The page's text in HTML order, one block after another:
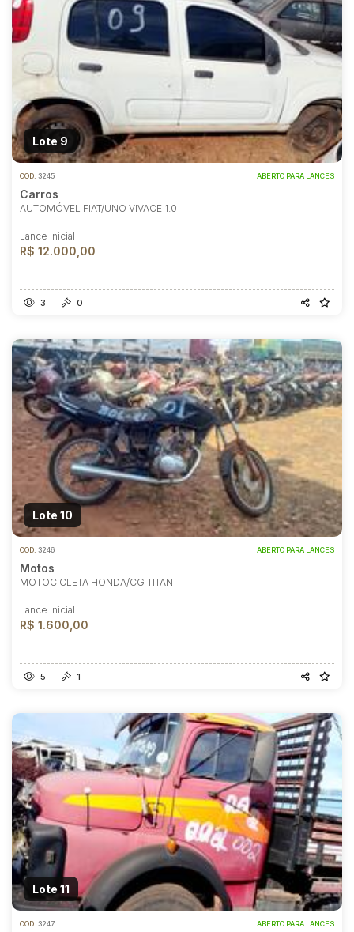
Lote 9
COD. 3245 ABERTO PARA LANCES
Carros
AUTOMÓVEL FIAT/UNO VIVACE 1.0
Lance Inicial
R$ 12.000,00
3 0
Lote 10
COD. 3246 ABERTO PARA LANCES
Motos
MOTOCICLETA HONDA/CG TITAN
Lance Inicial
R$ 1.600,00
5 1
Lote 11
COD. 3247 ABERTO PARA LANCES